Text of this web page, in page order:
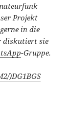
Projekt
in die
diskutiert sie
-Gruppe.
)DG1BGS